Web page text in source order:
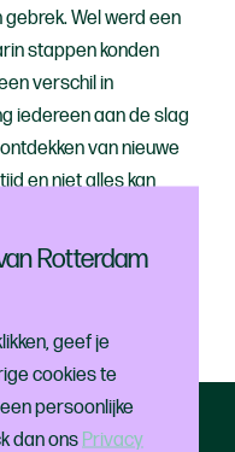
Rotterdam
geef je
cookies te
persoonlijke
dan ons Privacy
Wel werd een
stappen konden
verschil in
iedereen aan de slag
van nieuwe
en niet alles kan
ook buiten de
les is dat